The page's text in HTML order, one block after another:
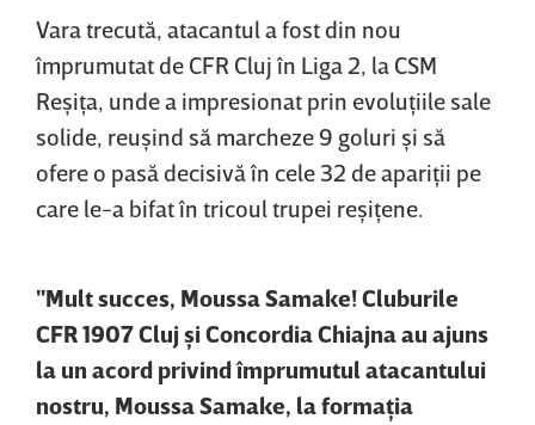
Vara trecută, atacantul a fost din nou
împrumutat de CFR Cluj în Liga 2, la CSM
Reşiţa, unde a impresionat prin evoluţiile sale
solide, reuşind să marcheze 9 goluri şi să
ofere o pasă decisivă în cele 32 de apariţii pe
care le-a bifat în tricoul trupei reşiţene.
"Mult succes, Moussa Samake! Cluburile
CFR 1907 Cluj şi Concordia Chiajna au ajuns
la un acord privind împrumutul atacantului
nostru, Moussa Samake, la formaţia